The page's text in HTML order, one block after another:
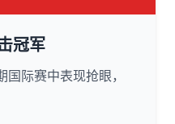
冠军
际赛中表现抢眼，